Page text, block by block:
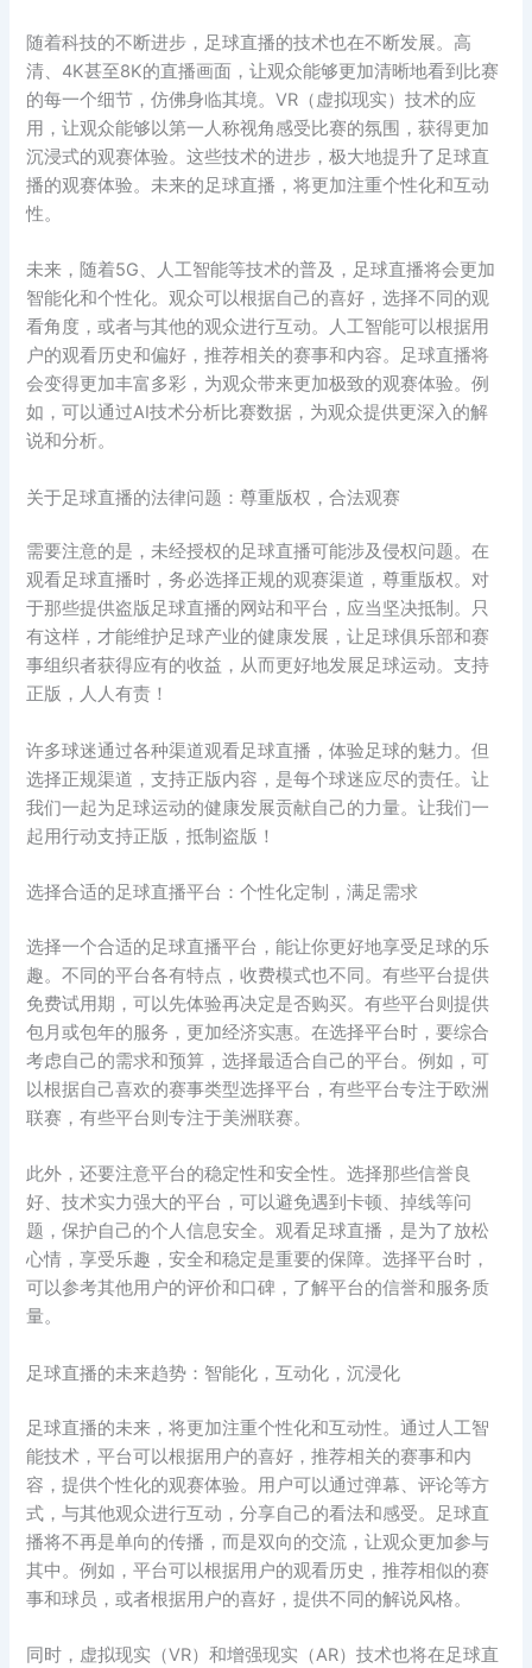
随着科技的不断进步，足球直播的技术也在不断发展。高
清、4K甚至8K的直播画面，让观众能够更加清晰地看到比赛
的每一个细节，仿佛身临其境。VR（虚拟现实）技术的应
用，让观众能够以第一人称视角感受比赛的氛围，获得更加
沉浸式的观赛体验。这些技术的进步，极大地提升了足球直
播的观赛体验。未来的足球直播，将更加注重个性化和互动
性。
未来，随着5G、人工智能等技术的普及，足球直播将会更加
智能化和个性化。观众可以根据自己的喜好，选择不同的观
看角度，或者与其他的观众进行互动。人工智能可以根据用
户的观看历史和偏好，推荐相关的赛事和内容。足球直播将
会变得更加丰富多彩，为观众带来更加极致的观赛体验。例
如，可以通过AI技术分析比赛数据，为观众提供更深入的解
说和分析。
关于足球直播的法律问题：尊重版权，合法观赛
需要注意的是，未经授权的足球直播可能涉及侵权问题。在
观看足球直播时，务必选择正规的观赛渠道，尊重版权。对
于那些提供盗版足球直播的网站和平台，应当坚决抵制。只
有这样，才能维护足球产业的健康发展，让足球俱乐部和赛
事组织者获得应有的收益，从而更好地发展足球运动。支持
正版，人人有责！
许多球迷通过各种渠道观看足球直播，体验足球的魅力。但
选择正规渠道，支持正版内容，是每个球迷应尽的责任。让
我们一起为足球运动的健康发展贡献自己的力量。让我们一
起用行动支持正版，抵制盗版！
选择合适的足球直播平台：个性化定制，满足需求
选择一个合适的足球直播平台，能让你更好地享受足球的乐
趣。不同的平台各有特点，收费模式也不同。有些平台提供
免费试用期，可以先体验再决定是否购买。有些平台则提供
包月或包年的服务，更加经济实惠。在选择平台时，要综合
考虑自己的需求和预算，选择最适合自己的平台。例如，可
以根据自己喜欢的赛事类型选择平台，有些平台专注于欧洲
联赛，有些平台则专注于美洲联赛。
此外，还要注意平台的稳定性和安全性。选择那些信誉良
好、技术实力强大的平台，可以避免遇到卡顿、掉线等问
题，保护自己的个人信息安全。观看足球直播，是为了放松
心情，享受乐趣，安全和稳定是重要的保障。选择平台时，
可以参考其他用户的评价和口碑，了解平台的信誉和服务质
量。
足球直播的未来趋势：智能化，互动化，沉浸化
足球直播的未来，将更加注重个性化和互动性。通过人工智
能技术，平台可以根据用户的喜好，推荐相关的赛事和内
容，提供个性化的观赛体验。用户可以通过弹幕、评论等方
式，与其他观众进行互动，分享自己的看法和感受。足球直
播将不再是单向的传播，而是双向的交流，让观众更加参与
其中。例如，平台可以根据用户的观看历史，推荐相似的赛
事和球员，或者根据用户的喜好，提供不同的解说风格。
同时，虚拟现实（VR）和增强现实（AR）技术也将在足球直